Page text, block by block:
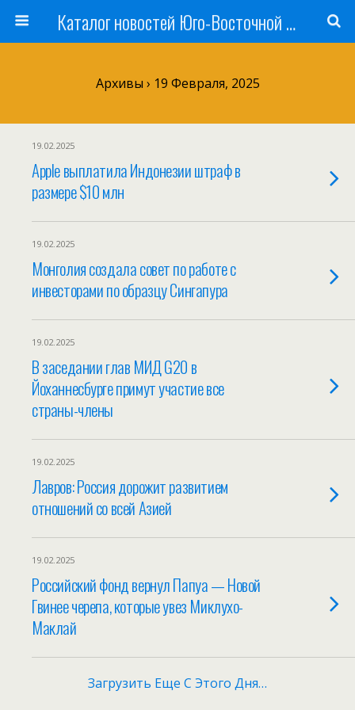
Каталог новостей Юго-Восточной Азии, Австралии и Океании
Архивы › 19 Февраля, 2025
19.02.2025
Apple выплатила Индонезии штраф в
размере $10 млн
19.02.2025
Монголия создала совет по работе с
инвесторами по образцу Сингапура
19.02.2025
В заседании глав МИД G20 в
Йоханнесбурге примут участие все
страны-члены
19.02.2025
Лавров: Россия дорожит развитием
отношений со всей Азией
19.02.2025
Российский фонд вернул Папуа — Новой
Гвинее черепа, которые увез Миклухо-
Маклай
Загрузить Еще С Этого Дня…